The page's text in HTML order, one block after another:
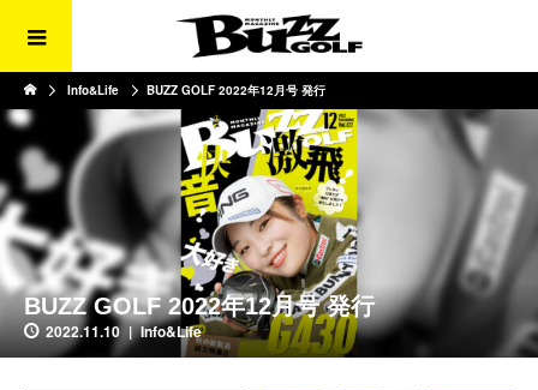
Info&Life BUZZ GOLF 2022年12月号 発行
BUZZ GOLF 2022年12月号 発行
2022.11.10 Info&Life